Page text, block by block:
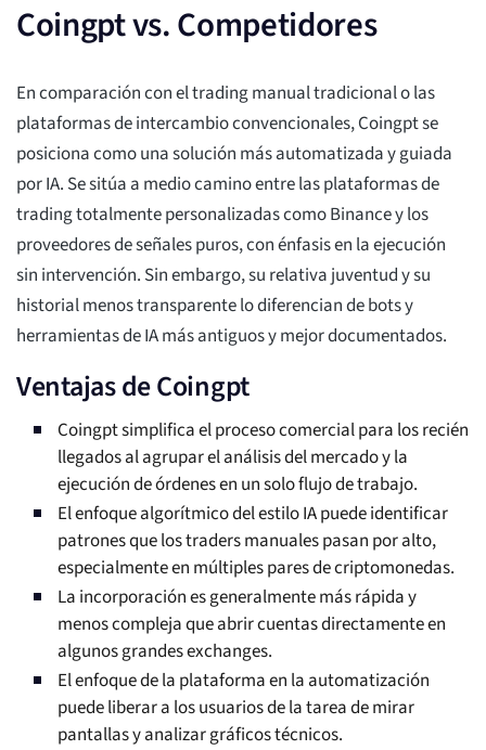
Coingpt vs. Competidores
En comparación con el trading manual tradicional o las
plataformas de intercambio convencionales, Coingpt se
posiciona como una solución más automatizada y guiada
por IA. Se sitúa a medio camino entre las plataformas de
trading totalmente personalizadas como Binance y los
proveedores de señales puros, con énfasis en la ejecución
sin intervención. Sin embargo, su relativa juventud y su
historial menos transparente lo diferencian de bots y
herramientas de IA más antiguos y mejor documentados.
Ventajas de Coingpt
Coingpt simplifica el proceso comercial para los recién
llegados al agrupar el análisis del mercado y la
ejecución de órdenes en un solo flujo de trabajo.
El enfoque algorítmico del estilo IA puede identificar
patrones que los traders manuales pasan por alto,
especialmente en múltiples pares de criptomonedas.
La incorporación es generalmente más rápida y
menos compleja que abrir cuentas directamente en
algunos grandes exchanges.
El enfoque de la plataforma en la automatización
puede liberar a los usuarios de la tarea de mirar
pantallas y analizar gráficos técnicos.